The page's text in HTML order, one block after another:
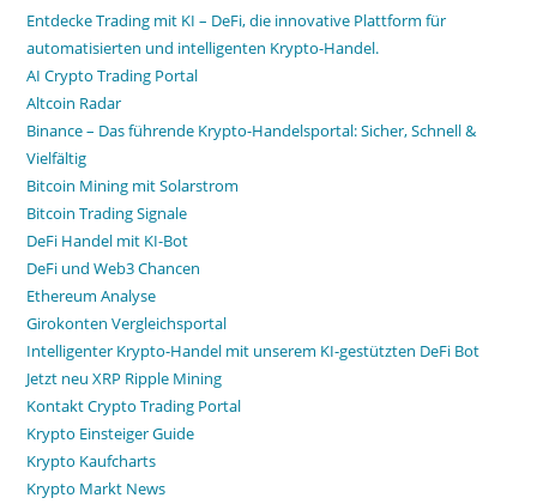
Entdecke Trading mit KI – DeFi, die innovative Plattform für
automatisierten und intelligenten Krypto-Handel.
AI Crypto Trading Portal
Altcoin Radar
Binance – Das führende Krypto-Handelsportal: Sicher, Schnell &
Vielfältig
Bitcoin Mining mit Solarstrom
Bitcoin Trading Signale
DeFi Handel mit KI-Bot
DeFi und Web3 Chancen
Ethereum Analyse
Girokonten Vergleichsportal
Intelligenter Krypto-Handel mit unserem KI-gestützten DeFi Bot
Jetzt neu XRP Ripple Mining
Kontakt Crypto Trading Portal
Krypto Einsteiger Guide
Krypto Kaufcharts
Krypto Markt News